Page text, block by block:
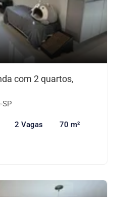
com 2 quartos,
SP
2 Vagas 70 m²